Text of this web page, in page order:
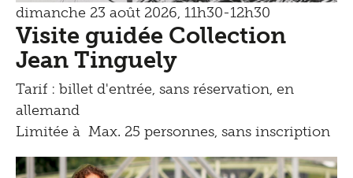
dimanche 23 août 2026, 11h30-12h30
Visite guidée Collection
Jean Tinguely
Tarif : billet d'entrée, sans réservation, en
allemand
Limitée à Max. 25 personnes, sans inscription